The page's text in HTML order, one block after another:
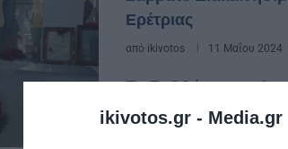
ikivotos.gr - Media.gr
Ερέτριας
από ikivotos 11 Μαΐου 2024
Το Σαββάτο της
χαρμόσυνο κλίμα